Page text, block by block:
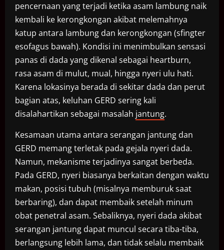
pencernaan yang terjadi ketika asam lambung naik
kembali ke kerongkongan akibat melemahnya
katup antara lambung dan kerongkongan (sfingter
esofagus bawah). Kondisi ini menimbulkan sensasi
panas di dada yang dikenal sebagai heartburn,
rasa asam di mulut, mual, hingga nyeri ulu hati.
Karena lokasinya berada di sekitar dada dan perut
bagian atas, keluhan GERD sering kali
disalahartikan sebagai masalah jantung.
Kesamaan utama antara serangan jantung dan
GERD memang terletak pada gejala nyeri dada.
Namun, mekanisme terjadinya sangat berbeda.
Pada GERD, nyeri biasanya berkaitan dengan waktu
makan, posisi tubuh (misalnya memburuk saat
berbaring), dan dapat membaik setelah minum
obat penetral asam. Sebaliknya, nyeri dada akibat
serangan jantung dapat muncul secara tiba-tiba,
berlangsung lebih lama, dan tidak selalu membaik